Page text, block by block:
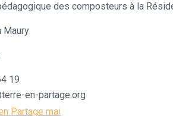
des composteurs à la
Maury
19
en-partage.org
Partage mai